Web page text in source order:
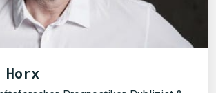
JETZT SUCHEN